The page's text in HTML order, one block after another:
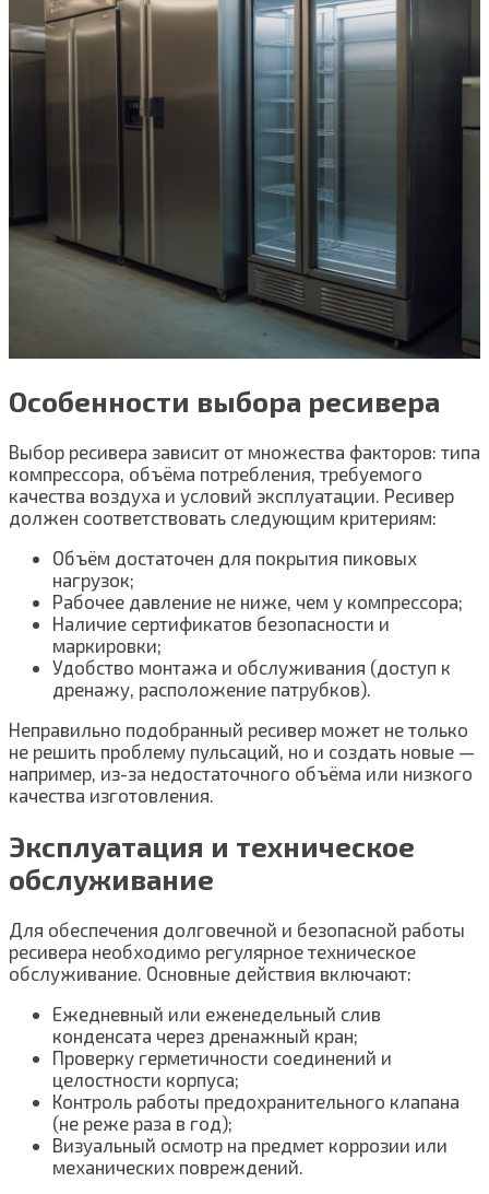
Особенности выбора ресивера
Выбор ресивера зависит от множества факторов: типа
компрессора, объёма потребления, требуемого
качества воздуха и условий эксплуатации. Ресивер
должен соответствовать следующим критериям:
Объём достаточен для покрытия пиковых
нагрузок;
Рабочее давление не ниже, чем у компрессора;
Наличие сертификатов безопасности и
маркировки;
Удобство монтажа и обслуживания (доступ к
дренажу, расположение патрубков).
Неправильно подобранный ресивер может не только
не решить проблему пульсаций, но и создать новые —
например, из-за недостаточного объёма или низкого
качества изготовления.
Эксплуатация и техническое
обслуживание
Для обеспечения долговечной и безопасной работы
ресивера необходимо регулярное техническое
обслуживание. Основные действия включают:
Ежедневный или еженедельный слив
конденсата через дренажный кран;
Проверку герметичности соединений и
целостности корпуса;
Контроль работы предохранительного клапана
(не реже раза в год);
Визуальный осмотр на предмет коррозии или
механических повреждений.